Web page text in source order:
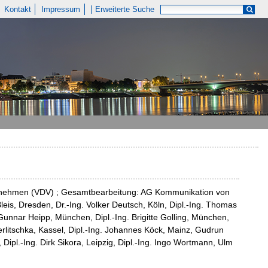
Kontakt Impressum Erweiterte Suche
(VDV) ; Gesamtbearbeitung: AG Kommunikation von
Dresden, Dr.-Ing. Volker Deutsch, Köln, Dipl.-Ing. Thomas
Heipp, München, Dipl.-Ing. Brigitte Golling, München,
Kassel, Dipl.-Ing. Johannes Köck, Mainz, Gudrun
Ing. Dirk Sikora, Leipzig, Dipl.-Ing. Ingo Wortmann, Ulm